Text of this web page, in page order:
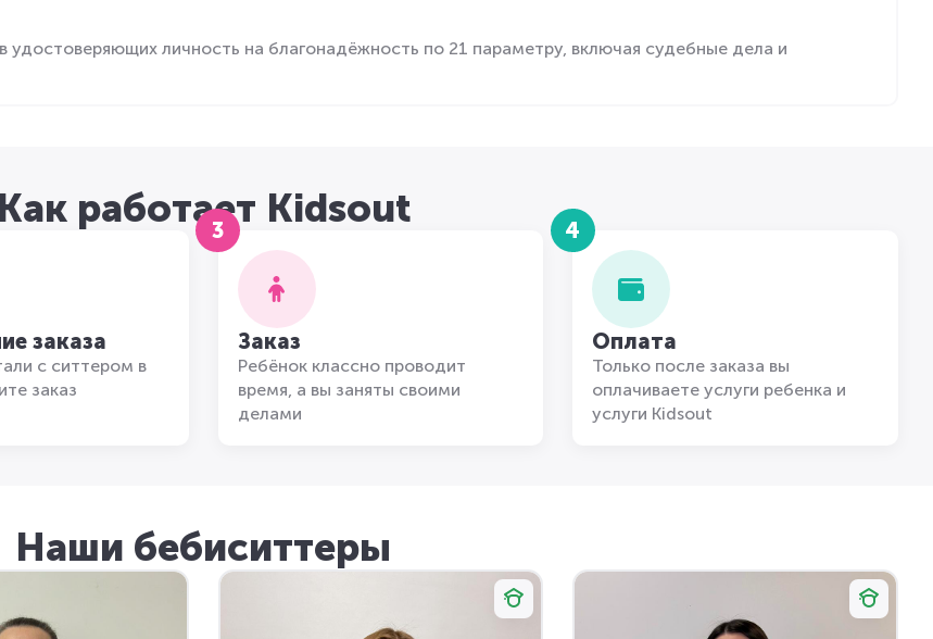
личность на благонадёжность по 21 параметру, включая судебные дела и
Как работает Kidsout
заказа
с ситтером в
заказ
3
Заказ
Ребёнок классно проводит
время, а вы заняты своими
делами
4
Оплата
Только после заказа вы
оплачиваете услуги ребенка и
услуги Kidsout
Наши бебиситтеры